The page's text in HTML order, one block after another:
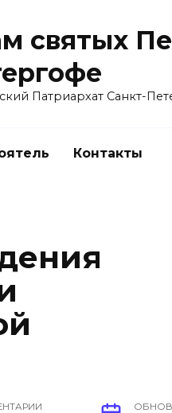
святых
Патриархат Санкт-
Контакты